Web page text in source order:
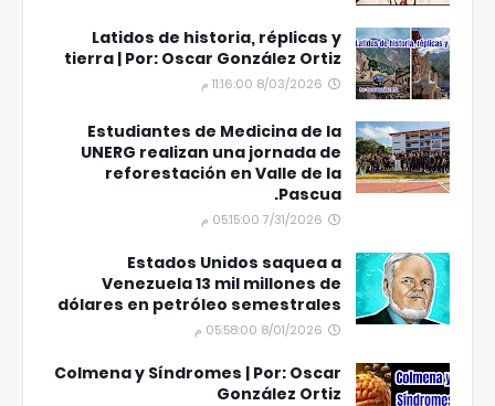
Latidos de historia, réplicas y
tierra | Por: Oscar González Ortiz
8/03/2026 11:16:00 م
Estudiantes de Medicina de la
UNERG realizan una jornada de
reforestación en Valle de la
Pascua.
7/31/2026 05:15:00 م
Estados Unidos saquea a
Venezuela 13 mil millones de
dólares en petróleo semestrales
8/01/2026 05:58:00 م
Colmena y Síndromes | Por: Oscar
González Ortiz